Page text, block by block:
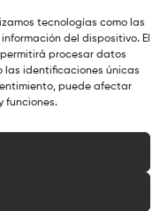
tecnologías como las
del dispositivo. El
procesar datos
las identificaciones únicas
puede afectar
funciones.